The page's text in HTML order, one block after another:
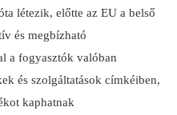
létezik, előtte az EU a belső
és megbízható
a fogyasztók valóban
és szolgáltatások címkéiben,
kaphatnak